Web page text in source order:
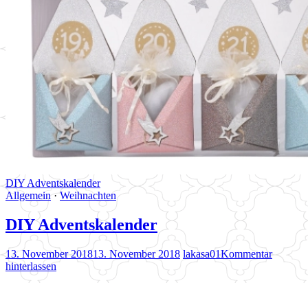
DIY Adventskalender
Allgemein· Weihnachten
DIY Adventskalender
13. November 201813. November 2018 lakasa01Kommentar
hinterlassen